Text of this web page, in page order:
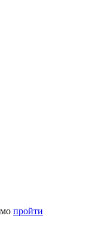
пройти